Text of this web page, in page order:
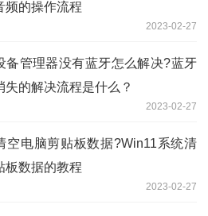
频的操作流程
2023-02-27
备管理器没有蓝牙怎么解决?蓝牙
失的解决流程是什么？
2023-02-27
空电脑剪贴板数据?Win11系统清
板数据的教程
2023-02-27